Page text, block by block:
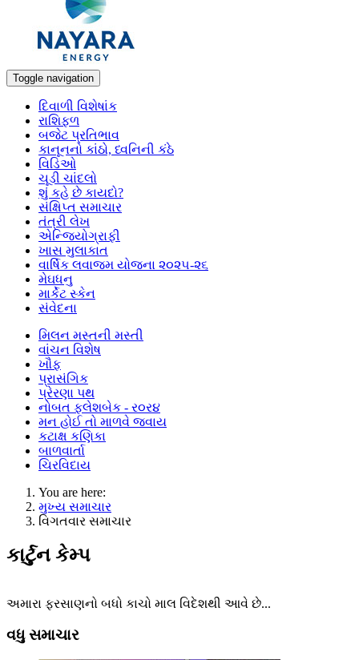
Toggle navigation
દિવાળી વિશેષાંક
રાશિફળ
બજેટ પ્રતિભાવ
કાનૂનનો કાંઠો, ધ્વનિની કંઠે
વિડિઓ
ચૂડી ચાંદલો
શું કહે છે કાયદો?
સંક્ષિપ્ત સમાચાર
તંત્રી લેખ
એન્જિયોગ્રાફી
ખાસ મુલાકાત
વાર્ષિક લવાજમ યોજના ૨૦૨૫-૨૬
મેઘધનુ
માર્કેટ સ્કેન
સંવેદના
મિલન મસ્તની મસ્તી
વાંચન વિશેષ
ખૌફ
પ્રાસંગિક
પ્રેરણા પથ
નોબત ફ્લેશબેક - ર૦ર૪
મન હોઈ તો માળવે જવાય
કટાક્ષ કણિકા
બાળવાર્તા
ચિરવિદાય
You are here:
મુખ્ય સમાચાર
વિગતવાર સમાચાર
કાર્ટુન કેમ્પ
અમારા ફરસાણનો બધો કાચો માલ વિદેશથી આવે છે...
વધુ સમાચાર